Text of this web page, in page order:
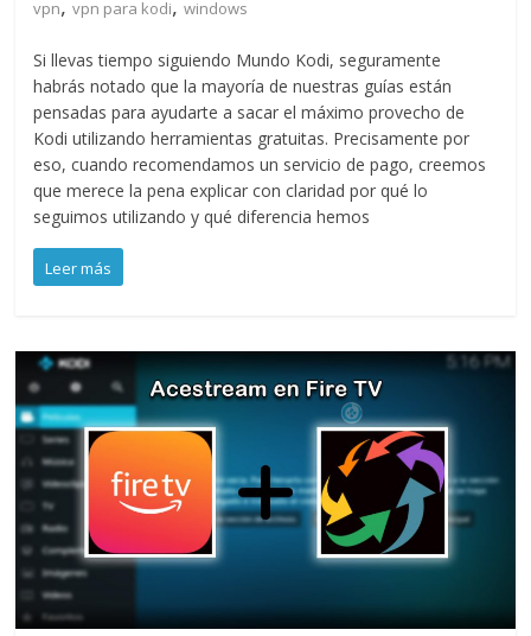
vpn vpn para kodi windows
Si llevas tiempo siguiendo Mundo Kodi, seguramente
habrás notado que la mayoría de nuestras guías están
pensadas para ayudarte a sacar el máximo provecho de
Kodi utilizando herramientas gratuitas. Precisamente por
eso, cuando recomendamos un servicio de pago, creemos
que merece la pena explicar con claridad por qué lo
seguimos utilizando y qué diferencia hemos
Leer más